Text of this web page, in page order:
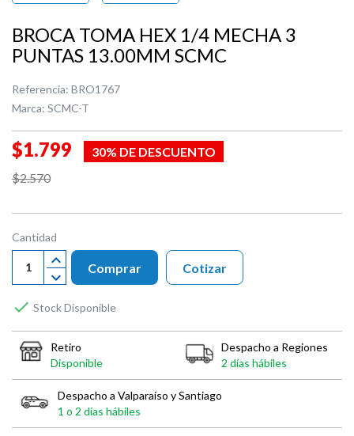
BROCA TOMA HEX 1/4 MECHA 3
PUNTAS 13.00MM SCMC
Referencia: BRO1767
Marca: SCMC-T
$1.799
30% DE DESCUENTO
$2.570
Cantidad
Comprar
 Stock Disponible
Cotizar
Retiro
Disponible
Despacho a Regiones
2 días hábiles
Despacho a Valparaíso y Santiago
1 o 2 días hábiles